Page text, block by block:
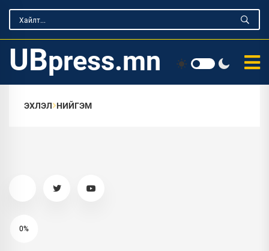
UBpress.mn
ЭХЛЭЛ НИЙГЭМ
0%